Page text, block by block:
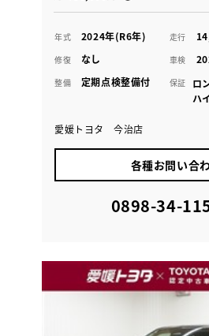
年式 2024年(R6年) 走行
修復 なし 車検
整備 定期点検整備付 保証
ロ
ハ
愛媛トヨタ 今治店
各種お問い合
0898-34-